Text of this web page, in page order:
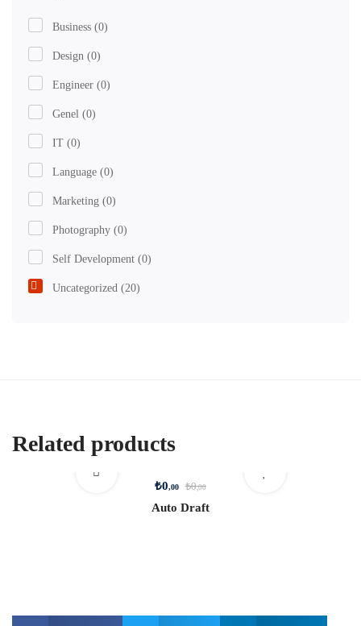
Business (0)
Design (0)
Engineer (0)
Genel (0)
IT (0)
Language (0)
Marketing (0)
Photography (0)
Self Development (0)
Uncategorized (20)
Related products
₺0,00 ₺0,00
Auto Draft